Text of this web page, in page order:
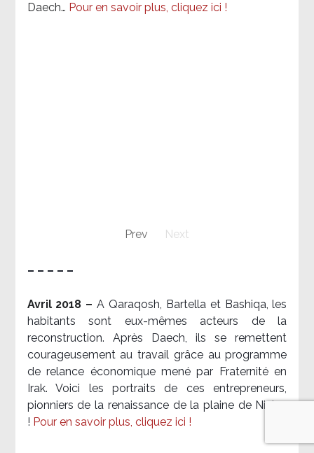
Daech… Pour en savoir plus, cliquez ici !
Prev Next
– – – – –
Avril 2018 –A Qaraqosh, Bartella et Bashiqa, les
habitants sont eux-mêmes acteurs de la
reconstruction. Après Daech, ils se remettent
courageusement au travail grâce au programme
de relance économique mené par Fraternité en
Irak. Voici les portraits de ces entrepreneurs,
pionniers de la renaissance de la plaine de Ninive
! Pour en savoir plus, cliquez ici !